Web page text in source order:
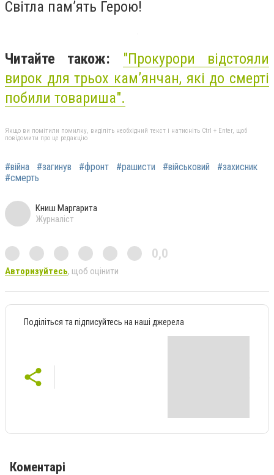
Світла пам’ять Герою!
Читайте також: "Прокурори відстояли
вирок для трьох кам’янчан, які до смерті
побили товариша".
Якщо ви помітили помилку, виділіть необхідний текст і натисніть Ctrl + Enter, щоб
повідомити про це редакцію
#війна #загинув #фронт #рашисти #військовий
#захисник
#смерть
Книш Маргарита
Журналіст
0,0
Авторизуйтесь, щоб оцінити
Поділіться та підписуйтесь на наші джерела
Коментарі